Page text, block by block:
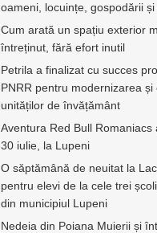
oameni, locuințe, gospodării
Cum arată un spațiu exterior
întreținut, fără efort inutil
Petrila a finalizat cu succes
PNRR pentru modernizarea și
unităților de învățământ
Aventura Red Bull Romaniacs
30 iulie, la Lupeni
O săptămână de neuitat la
pentru elevi de la cele trei
din municipiul Lupeni
Nedeia din Poiana Muierii și